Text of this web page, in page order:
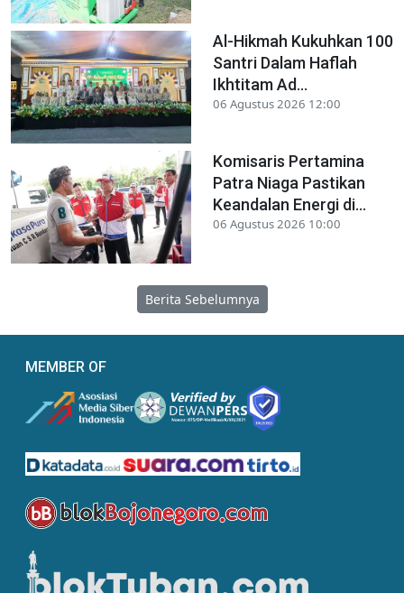
Al-Hikmah Kukuhkan 100
Santri Dalam Haflah
Ikhtitam Ad...
06 Agustus 2026 12:00
Komisaris Pertamina
Patra Niaga Pastikan
Keandalan Energi di...
06 Agustus 2026 10:00
Berita Sebelumnya
MEMBER OF